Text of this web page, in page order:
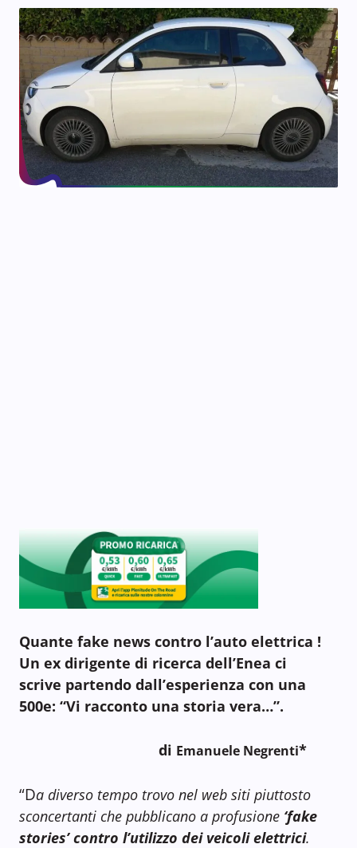
Quante fake news contro l’auto elettrica !
Un ex dirigente di ricerca dell’Enea ci
scrive partendo dall’esperienza con una
500e: “Vi racconto una storia vera…”.
di Emanuele Negrenti*
“Da diverso tempo trovo nel web siti piuttosto
sconcertanti che pubblicano a profusione ‘fake
stories’ contro l’utilizzo dei veicoli elettrici.